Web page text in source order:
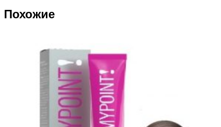
Похожие